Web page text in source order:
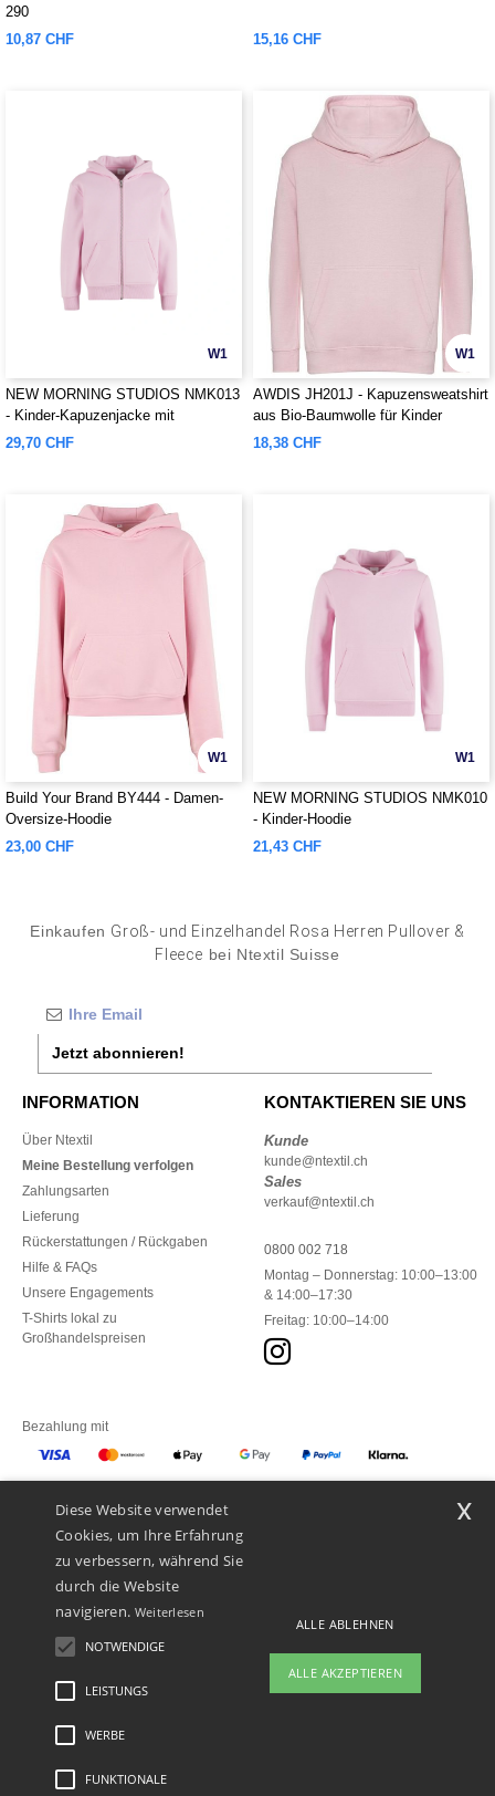
290
10,87 CHF
15,16 CHF
W1
NEW MORNING STUDIOS NMK013
- Kinder-Kapuzenjacke mit
Reißverschluss
29,70 CHF
W1
AWDIS JH201J - Kapuzensweatshirt
aus Bio-Baumwolle für Kinder
18,38 CHF
W1
Build Your Brand BY444 - Damen-
Oversize-Hoodie
23,00 CHF
W1
NEW MORNING STUDIOS NMK010
- Kinder-Hoodie
21,43 CHF
Einkaufen Groß- und Einzelhandel Rosa Herren Pullover &
Fleece bei Ntextil Suisse
Jetzt abonnieren!
INFORMATION
Über Ntextil
Meine Bestellung verfolgen
Zahlungsarten
Lieferung
Rückerstattungen / Rückgaben
Hilfe & FAQs
Unsere Engagements
T-Shirts lokal zu
Großhandelspreisen
KONTAKTIEREN SIE UNS
Kunde
kunde@ntextil.ch
Sales
verkauf@ntextil.ch
0800 002 718
Montag – Donnerstag: 10:00–13:00
& 14:00–17:30
Freitag: 10:00–14:00
Bezahlung mit
Unsere Paketzusteller
Rechtliche Hinweise
Diese Website verwendet
Cookies, um Ihre Erfahrung
zu verbessern, während Sie
durch die Website
navigieren. Weiterlesen
NOTWENDIGE
LEISTUNGS
WERBE
FUNKTIONALE
ALLE ABLEHNEN
ALLE AKZEPTIEREN
x